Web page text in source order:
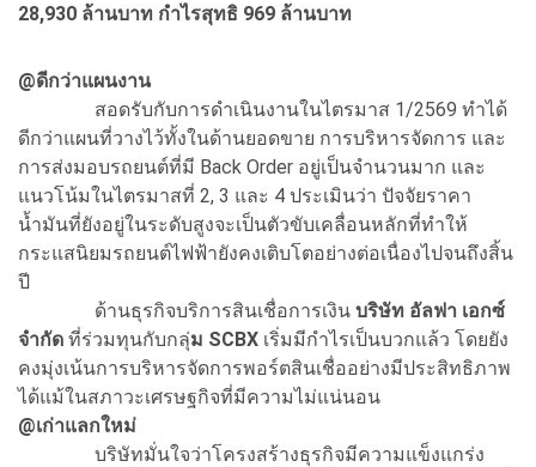
28,930 ล้านบาท กำไรสุทธิ 969 ล้านบาท
@ดีกว่าแผนงาน
สอดรับกับการดำเนินงานในไตรมาส 1/2569 ทำได้
ดีกว่าแผนที่วางไว้ทั้งในด้านยอดขาย การบริหารจัดการ และ
การส่งมอบรถยนต์ที่มี Back Order อยู่เป็นจำนวนมาก และ
แนวโน้มในไตรมาสที่ 2, 3 และ 4 ประเมินว่า ปัจจัยราคา
น้ำมันที่ยังอยู่ในระดับสูงจะเป็นตัวขับเคลื่อนหลักที่ทำให้
กระแสนิยมรถยนต์ไฟฟ้ายังคงเติบโตอย่างต่อเนื่องไปจนถึงสิ้น
ปี
ด้านธุรกิจบริการสินเชื่อการเงิน บริษัท อัลฟา เอกซ์
จำกัด ที่ร่วมทุนกับกลุ่ม SCBX เริ่มมีกำไรเป็นบวกแล้ว โดยยัง
คงมุ่งเน้นการบริหารจัดการพอร์ตสินเชื่ออย่างมีประสิทธิภาพ
ได้แม้ในสภาวะเศรษฐกิจที่มีความไม่แน่นอน
@เก่าแลกใหม่
บริษัทมั่นใจว่าโครงสร้างธุรกิจมีความแข็งแกร่ง